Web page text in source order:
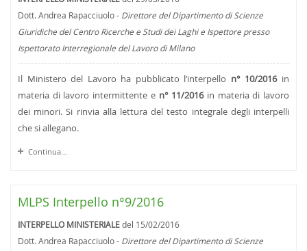
Dott. Andrea Rapacciuolo - Direttore del Dipartimento di Scienze
Giuridiche del Centro Ricerche e Studi dei Laghi e Ispettore presso
Ispettorato Interregionale del Lavoro di Milano
Il Ministero del Lavoro ha pubblicato l’interpello n° 10/2016in
materia di lavoro intermittente e n° 11/2016in materia di lavoro
dei minori. Si rinvia alla lettura del testo integrale degli interpelli
che si allegano.
Continua...
MLPS Interpello n°9/2016
INTERPELLO MINISTERIALEdel 15/02/2016
Dott. Andrea Rapacciuolo - Direttore del Dipartimento di Scienze